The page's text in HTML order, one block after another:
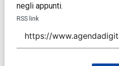
negli appunti.
RSS link